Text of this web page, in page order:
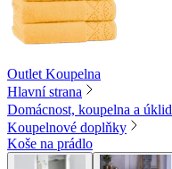
Outlet Koupelna
Hlavní strana
Domácnost, koupelna a úklid
Koupelnové doplňky
Koše na prádlo